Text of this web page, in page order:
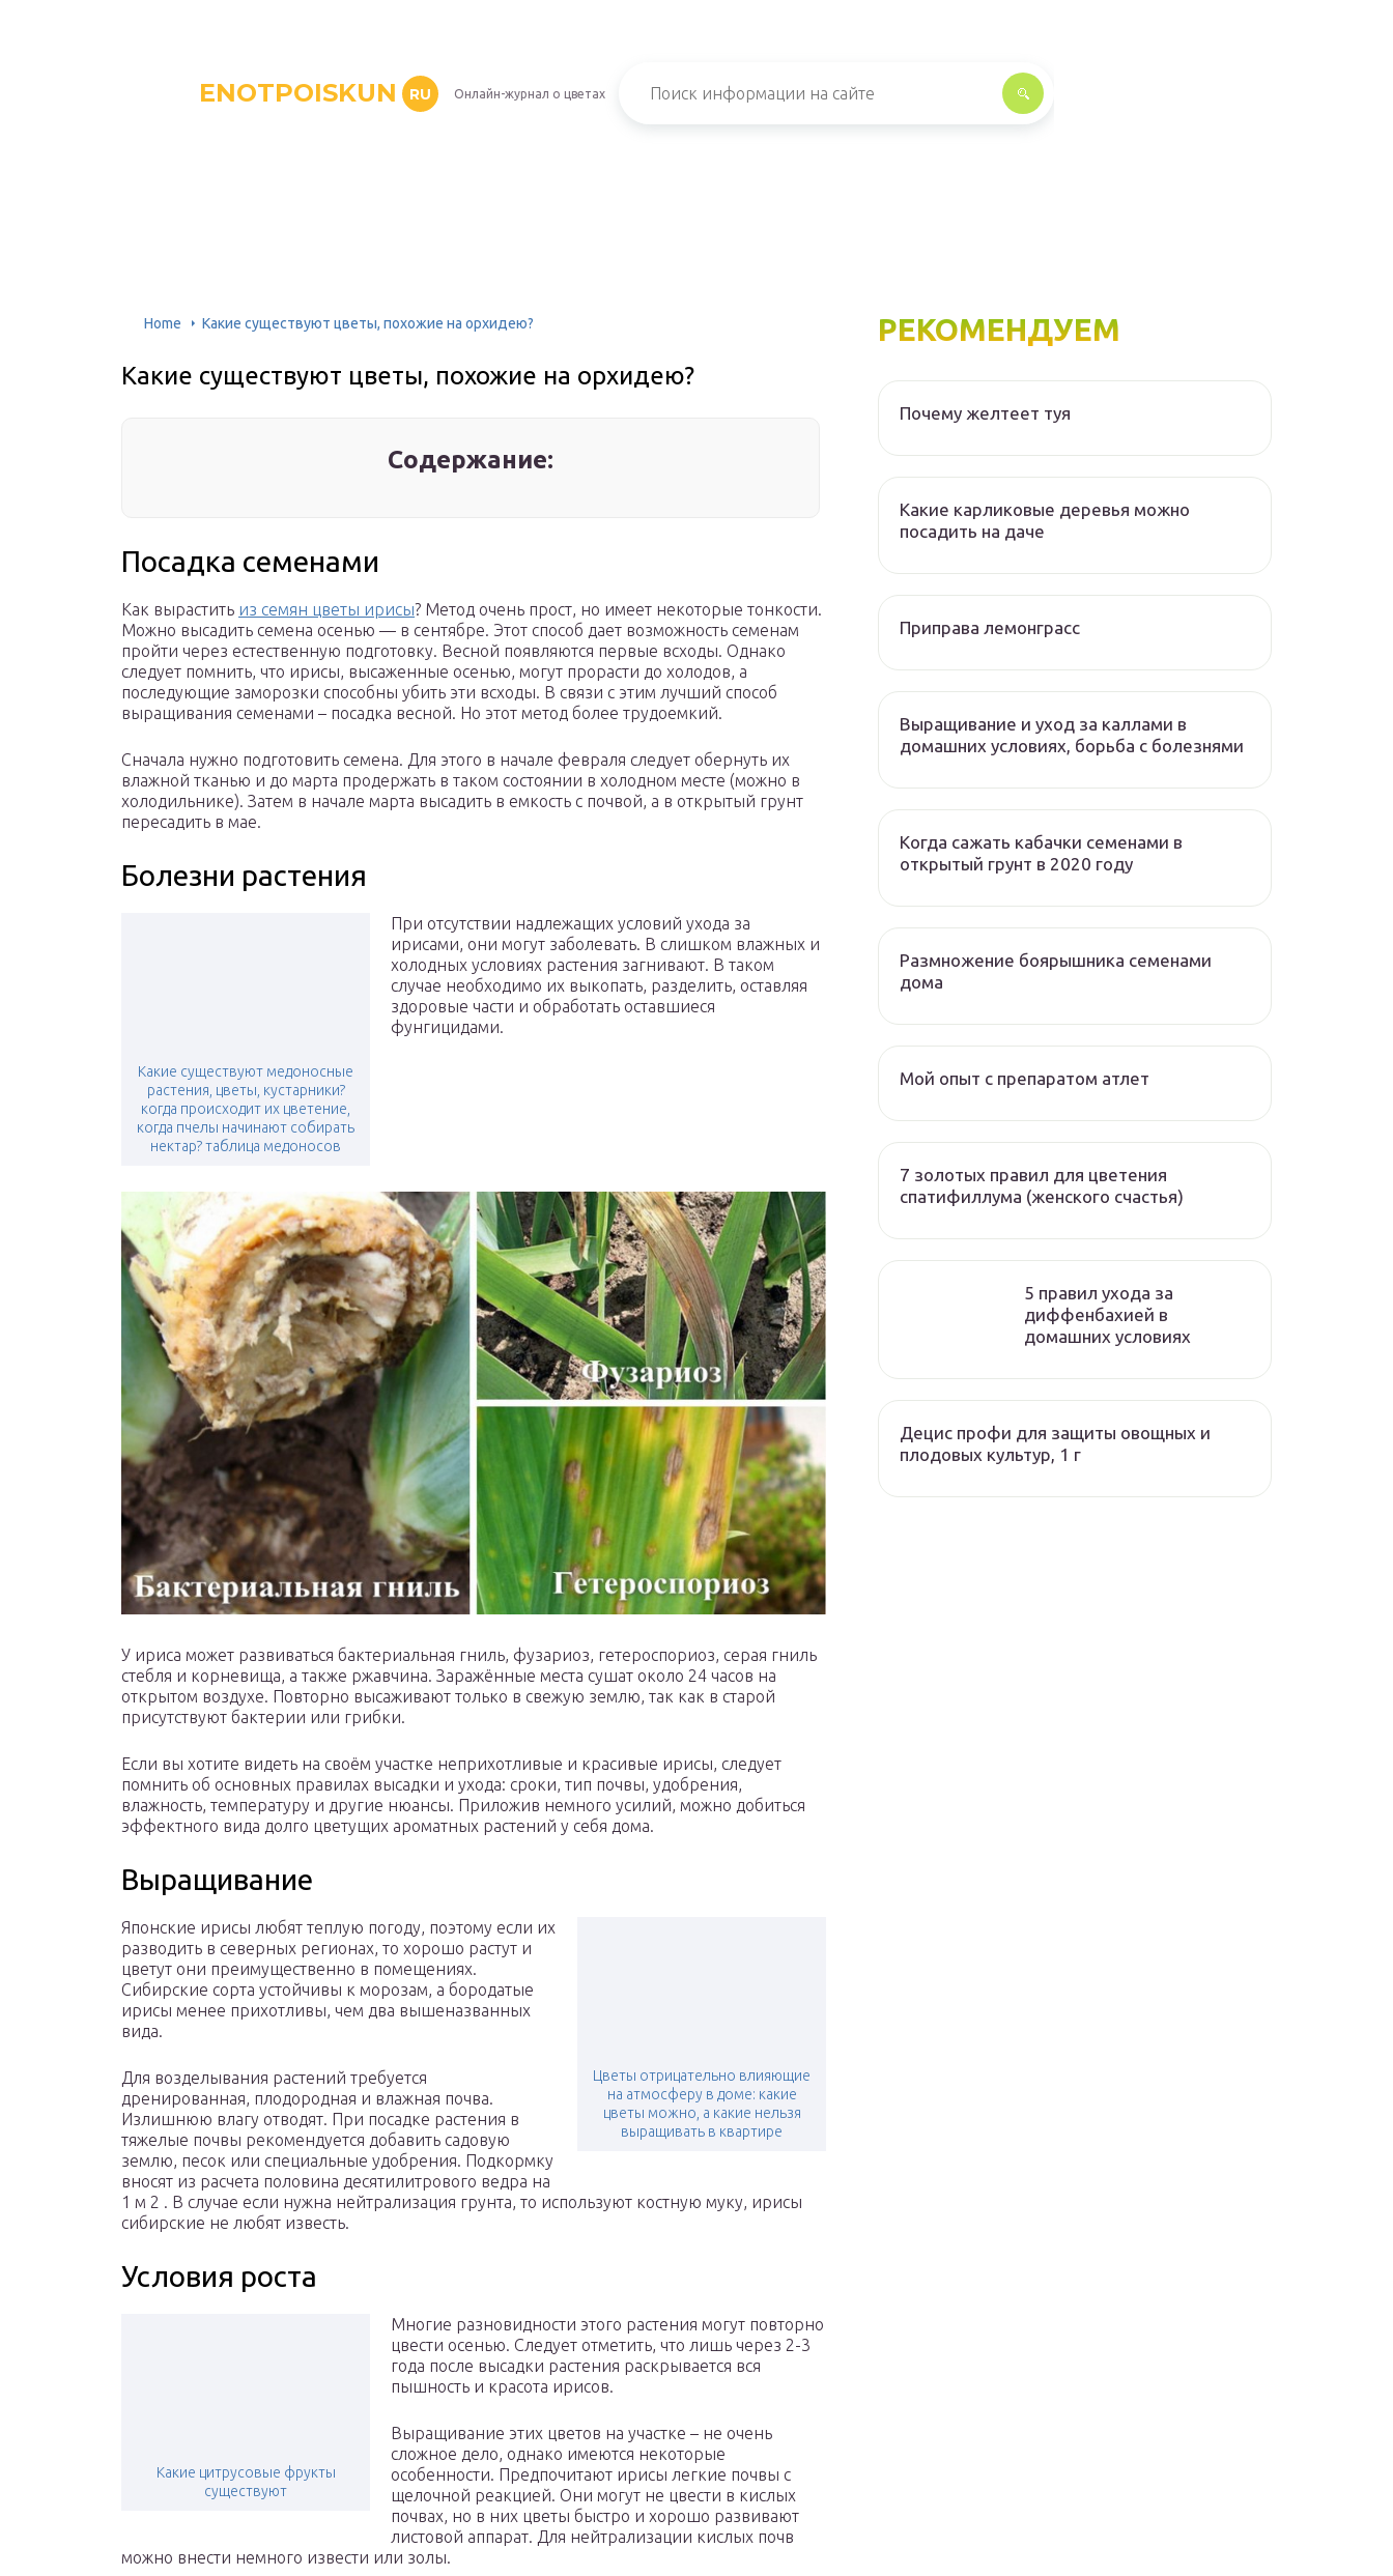
ENOTPOISKUN RU Онлайн-журнал о цветах
Home Какие существуют цветы, похожие на орхидею?
Какие существуют цветы, похожие на орхидею?
Содержание:
Посадка семенами
Как вырастить из семян цветы ирисы? Метод очень прост, но имеет некоторые тонкости.
Можно высадить семена осенью — в сентябре. Этот способ дает возможность семенам
пройти через естественную подготовку. Весной появляются первые всходы. Однако
следует помнить, что ирисы, высаженные осенью, могут прорасти до холодов, а
последующие заморозки способны убить эти всходы. В связи с этим лучший способ
выращивания семенами – посадка весной. Но этот метод более трудоемкий.
Сначала нужно подготовить семена. Для этого в начале февраля следует обернуть их
влажной тканью и до марта продержать в таком состоянии в холодном месте (можно в
холодильнике). Затем в начале марта высадить в емкость с почвой, а в открытый грунт
пересадить в мае.
Болезни растения
Какие существуют медоносные
растения, цветы, кустарники?
когда происходит их цветение,
когда пчелы начинают собирать
нектар? таблица медоносов
При отсутствии надлежащих условий ухода за
ирисами, они могут заболевать. В слишком влажных и
холодных условиях растения загнивают. В таком
случае необходимо их выкопать, разделить, оставляя
здоровые части и обработать оставшиеся
фунгицидами.
У ириса может развиваться бактериальная гниль, фузариоз, гетероспориоз, серая гниль
стебля и корневища, а также ржавчина. Заражённые места сушат около 24 часов на
открытом воздухе. Повторно высаживают только в свежую землю, так как в старой
присутствуют бактерии или грибки.
Если вы хотите видеть на своём участке неприхотливые и красивые ирисы, следует
помнить об основных правилах высадки и ухода: сроки, тип почвы, удобрения,
влажность, температуру и другие нюансы. Приложив немного усилий, можно добиться
эффектного вида долго цветущих ароматных растений у себя дома.
Выращивание
Цветы отрицательно влияющие
на атмосферу в доме: какие
цветы можно, а какие нельзя
выращивать в квартире
Японские ирисы любят теплую погоду, поэтому если их
разводить в северных регионах, то хорошо растут и
цветут они преимущественно в помещениях.
Сибирские сорта устойчивы к морозам, а бородатые
ирисы менее прихотливы, чем два вышеназванных
вида.
Для возделывания растений требуется
дренированная, плодородная и влажная почва.
Излишнюю влагу отводят. При посадке растения в
тяжелые почвы рекомендуется добавить садовую
землю, песок или специальные удобрения. Подкормку
вносят из расчета половина десятилитрового ведра на
1 м 2 . В случае если нужна нейтрализация грунта, то используют костную муку, ирисы
сибирские не любят известь.
Условия роста
Какие цитрусовые фрукты
существуют
Многие разновидности этого растения могут повторно
цвести осенью. Следует отметить, что лишь через 2-3
года после высадки растения раскрывается вся
пышность и красота ирисов.
Выращивание этих цветов на участке – не очень
сложное дело, однако имеются некоторые
особенности. Предпочитают ирисы легкие почвы с
щелочной реакцией. Они могут не цвести в кислых
почвах, но в них цветы быстро и хорошо развивают
листовой аппарат. Для нейтрализации кислых почв
можно внести немного извести или золы.
РЕКОМЕНДУЕМ
Почему желтеет туя
Какие карликовые деревья можно
посадить на даче
Приправа лемонграсс
Выращивание и уход за каллами в
домашних условиях, борьба с болезнями
Когда сажать кабачки семенами в
открытый грунт в 2020 году
Размножение боярышника семенами
дома
Мой опыт с препаратом атлет
7 золотых правил для цветения
спатифиллума (женского счастья)
5 правил ухода за
диффенбахией в
домашних условиях
Децис профи для защиты овощных и
плодовых культур, 1 г